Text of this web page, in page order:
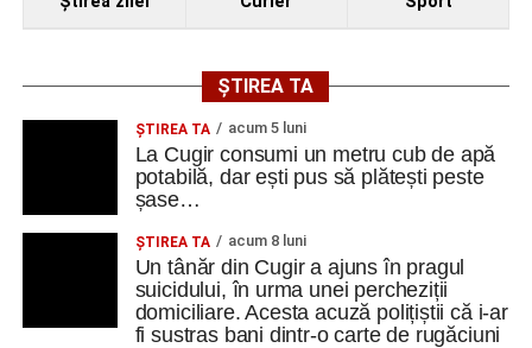
ȘTIREA TA
ȘTIREA TA acum 5 luni
La Cugir consumi un metru cub de apă
potabilă, dar ești pus să plătești peste
șase…
ȘTIREA TA acum 8 luni
Un tânăr din Cugir a ajuns în pragul
suicidului, în urma unei percheziții
domiciliare. Acesta acuză polițiștii că i-ar
fi sustras bani dintr-o carte de rugăciuni